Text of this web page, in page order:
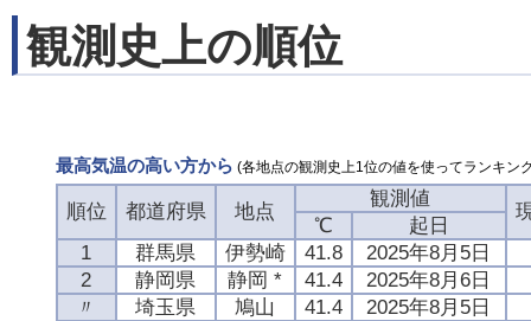
観測史上の順位
最高気温の高い方から (各地点の観測史上1位の値を使ってランキン
順位 都道府県 地点
観測値
℃
起日
1
群馬県 伊勢崎 41.8
2025年8月5日
2
静岡県 静岡 * 41.4
2025年8月6日
〃
埼玉県 鳩山 41.4
2025年8月5日